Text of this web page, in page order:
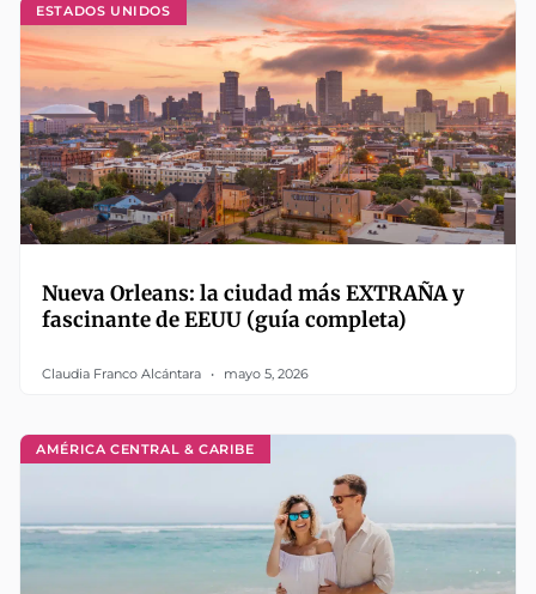
ESTADOS UNIDOS
Nueva Orleans: la ciudad más EXTRAÑA y
fascinante de EEUU (guía completa)
Claudia Franco Alcántara mayo 5, 2026
AMÉRICA CENTRAL & CARIBE